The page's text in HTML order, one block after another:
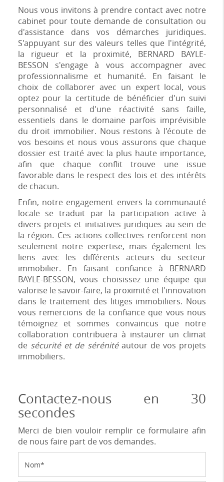
Nous vous invitons à prendre contact avec notre
cabinet pour toute demande de consultation ou
d'assistance dans vos démarches juridiques.
S'appuyant sur des valeurs telles que l'intégrité,
la rigueur et la proximité, BERNARD BAYLE-
BESSON s'engage à vous accompagner avec
professionnalisme et humanité. En faisant le
choix de collaborer avec un expert local, vous
optez pour la certitude de bénéficier d'un suivi
personnalisé et d'une réactivité sans faille,
essentiels dans le domaine parfois imprévisible
du droit immobilier. Nous restons à l'écoute de
vos besoins et nous vous assurons que chaque
dossier est traité avec la plus haute importance,
afin que chaque conflit trouve une issue
favorable dans le respect des lois et des intérêts
de chacun.
Enfin, notre engagement envers la communauté
locale se traduit par la participation active à
divers projets et initiatives juridiques au sein de
la région. Ces actions collectives renforcent non
seulement notre expertise, mais également les
liens avec les différents acteurs du secteur
immobilier. En faisant confiance à BERNARD
BAYLE-BESSON, vous choisissez une équipe qui
valorise le savoir-faire, la proximité et l'innovation
dans le traitement des litiges immobiliers. Nous
vous remercions de la confiance que vous nous
témoignez et sommes convaincus que notre
collaboration contribuera à instaurer un climat
de sécurité et de sérénitéautour de vos projets
immobiliers.
Contactez-nous en 30
secondes
Merci de bien vouloir remplir ce formulaire afin
de nous faire part de vos demandes.